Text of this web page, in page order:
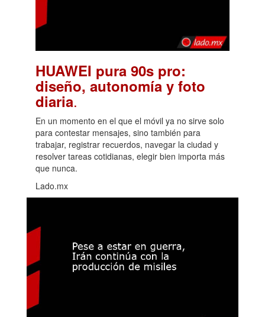
HUAWEI pura 90s pro:
diseño, autonomía y foto
diaria.
En un momento en el que el móvil ya no sirve solo
para contestar mensajes, sino también para
trabajar, registrar recuerdos, navegar la ciudad y
resolver tareas cotidianas, elegir bien importa más
que nunca.
Lado.mx